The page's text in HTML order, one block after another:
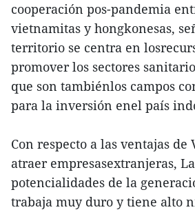
cooperación pos-pandemia
vietnamitas y hongkonesas,
territorio se centra en
promover los sectores
que son tambiénlos campos
para la inversión enel país
Con respecto a las ventajas
atraer empresasextranjeras,
potencialidades de la
trabaja muy duro y tiene alto